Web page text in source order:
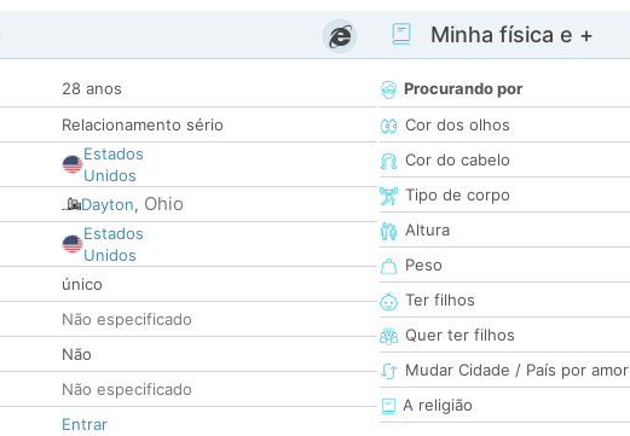
28 anos
Relacionamento sério
Estados
Unidos
Dayton, Ohio
Estados
Unidos
único
Não especificado
Não
Não especificado
Entrar
Minha física e +
Procurando por
Cor dos olhos
Cor do cabelo
Tipo de corpo
Altura
Peso
Ter filhos
Quer ter filhos
Mudar Cidade / País por amor
A religião